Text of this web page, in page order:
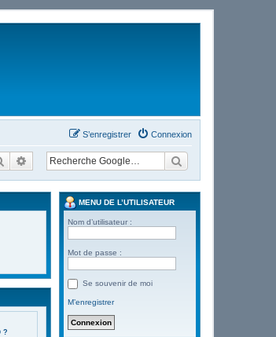
Connexion
S’enregistrer
RechercherRecherche avancée
?
MENU DE L’UTILISATEUR
Nom d’utilisateur :
Mot de passe :
Se souvenir de moi
M’enregistrer